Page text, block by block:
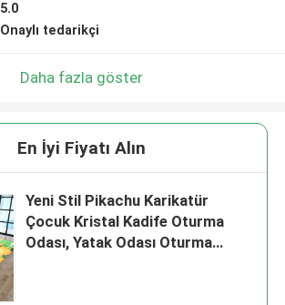
5.0
Onaylı tedarikçi
Daha fazla göster
En İyi Fiyatı Alın
Yeni Stil Pikachu Karikatür
Çocuk Kristal Kadife Oturma
Odası, Yatak Odası Oturma